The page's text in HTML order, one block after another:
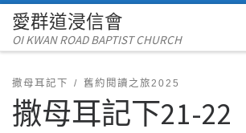
Skip to content
愛群道浸信會
OI KWAN ROAD BAPTIST CHURCH
撒母耳記下 舊約閱讀之旅2025
撒母耳記下21-22